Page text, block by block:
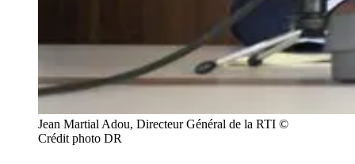
Jean Martial Adou, Directeur Général de la RTI ©
Crédit photo DR